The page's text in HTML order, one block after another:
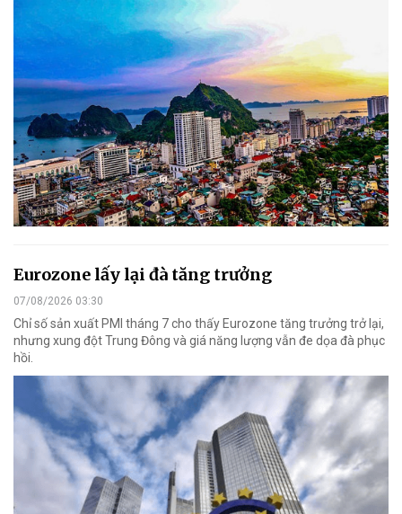
Eurozone lấy lại đà tăng trưởng
07/08/2026 03:30
Chỉ số sản xuất PMI tháng 7 cho thấy Eurozone tăng trưởng trở lại,
nhưng xung đột Trung Đông và giá năng lượng vẫn đe dọa đà phục
hồi.